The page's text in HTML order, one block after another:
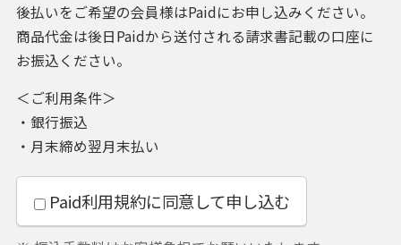
後払いをご希望の会員様はPaidにお申し込みください。
商品代金は後日Paidから送付される請求書記載の口座に
お振込ください。
＜ご利用条件＞
・銀行振込
・月末締め翌月末払い
Paid利用規約に同意して申し込む